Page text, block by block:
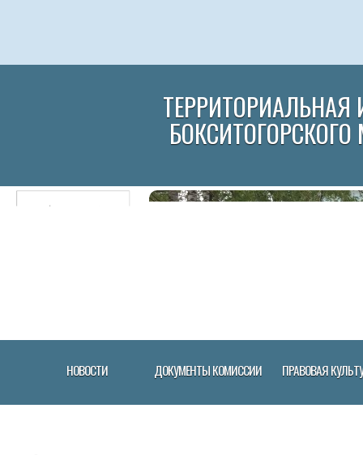
НОВОСТИ ДОКУМЕНТЫ КОМИССИИ ПРАВОВАЯ